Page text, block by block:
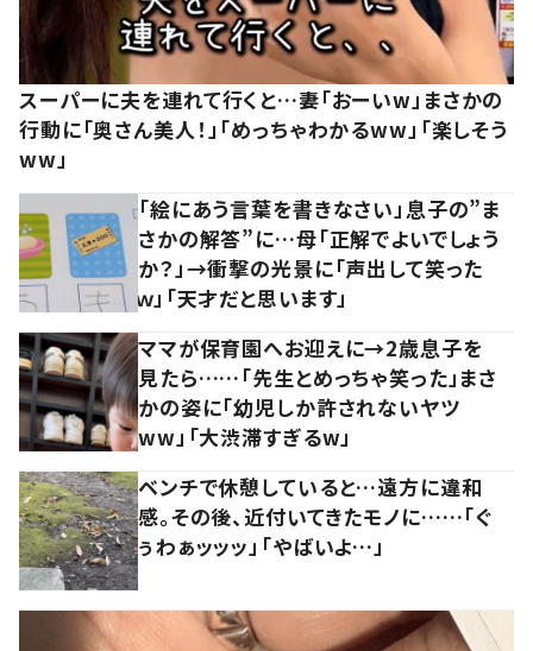
スーパーに夫を連れて行くと…妻「おーいw」まさかの
行動に「奥さん美人！」「めっちゃわかるww」「楽しそう
ww」
「絵にあう言葉を書きなさい」息子の”ま
さかの解答”に…母「正解でよいでしょう
か？」→衝撃の光景に「声出して笑った
ｗ」「天才だと思います」
ママが保育園へお迎えに→2歳息子を
見たら……「先生とめっちゃ笑った」まさ
かの姿に「幼児しか許されないヤツ
ww」「大渋滞すぎるw」
ベンチで休憩していると…遠方に違和
感。その後、近付いてきたモノに……「ぐ
ぅわぁッッッ」「やばいよ…」